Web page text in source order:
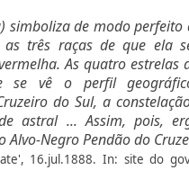
simboliza de modo perfeito
as três raças de que ela
As quatro estrelas
se vê o perfil
do Sul, a
astral ... Assim, pois,
Alvo-Negro Pendão do
16.jul.1888. In: site do